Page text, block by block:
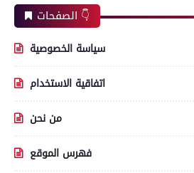
الصفحات 👇
سياسة الخصوصية
اتفاقية الاستخدام
من نحن
فهرس الموقع